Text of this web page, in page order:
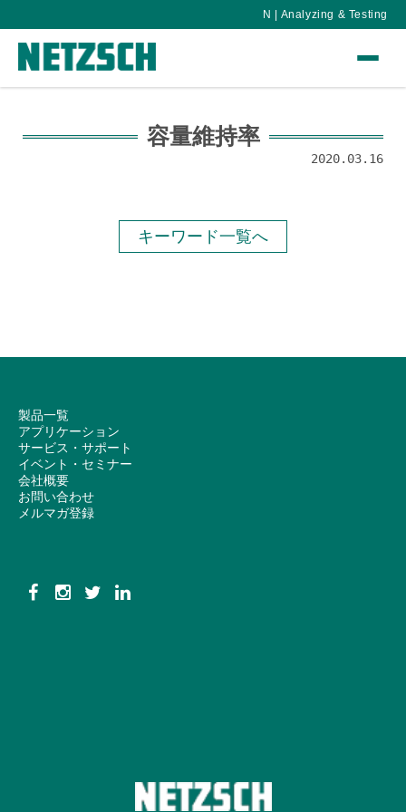
N | Analyzing & Testing
容量維持率
2020.03.16
キーワード一覧へ
製品一覧
アプリケーション
サービス・サポート
イベント・セミナー
会社概要
お問い合わせ
メルマガ登録